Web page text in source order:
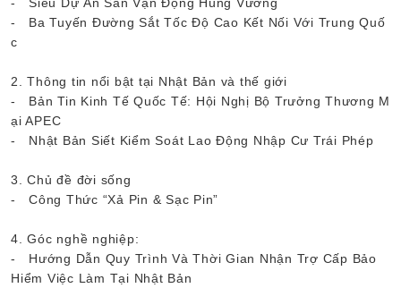
- Siêu Dự Án Sân Vận Động Hùng Vương
- Ba Tuyến Đường Sắt Tốc Độ Cao Kết Nối Với Trung Quố
c
2. Thông tin nổi bật tại Nhật Bản và thế giới
- Bản Tin Kinh Tế Quốc Tế: Hội Nghị Bộ Trưởng Thương M
ại APEC
- Nhật Bản Siết Kiểm Soát Lao Động Nhập Cư Trái Phép
3. Chủ đề đời sống
- Công Thức “Xả Pin & Sạc Pin”
4. Góc nghề nghiệp:
- Hướng Dẫn Quy Trình Và Thời Gian Nhận Trợ Cấp Bảo
Hiểm Việc Làm Tại Nhật Bản